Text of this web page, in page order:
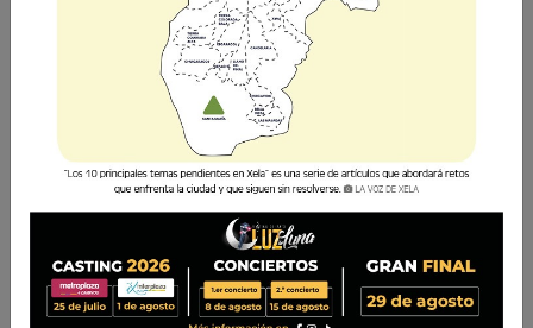
Nacional de Oposición (e-SINO).
La Voz de Xela 21 Agosto 2025 10:34